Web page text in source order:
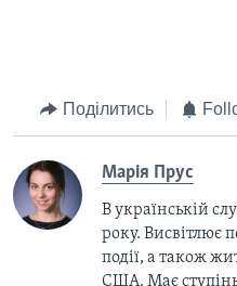
Поділитись
Марія Прус
В українській
року. Висвітлює
події, а також
США. Має ступінь